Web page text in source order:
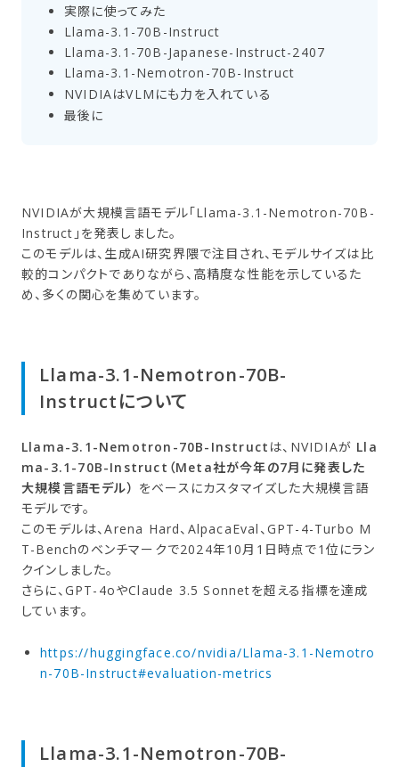
実際に​使ってみた
Llama-3.1-70B-Instruct
Llama-3.1-70B-Japanese-Instruct-2407
Llama-3.1-Nemotron-70B-Instruct
NVIDIAは​VLMにも​力を​入れている
最後に
NVIDIAが大規模言語モデル「Llama-3.1-Nemotron-70B-
Instruct」を発表しました。
このモデルは、生成AI研究界隈で注目され、モデルサイズは比
較的コンパクトでありながら、高精度な性能を示しているた
め、多くの関心を集めています。
Llama-3.1-Nemotron-70B-
Instructに​ついて
Llama-3.1-Nemotron-70B-Instruct は、NVIDIAが Lla
ma-3.1-70B-Instruct（Meta社が今年の7月に発表した
大規模言語モデル） をベースにカスタマイズした大規模言語
モデルです。
このモデルは、Arena Hard、AlpacaEval、GPT-4-Turbo M
T-Benchのベンチマークで2024年10月1日時点で1位にラン
クインしました。
さらに、GPT-4oやClaude 3.5 Sonnetを超える指標を達成
しています。
https://huggingface.co/nvidia/Llama-3.1-Nemotro
n-70B-Instruct#evaluation-metrics
Llama-3.1-Nemotron-70B-